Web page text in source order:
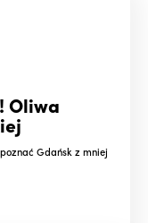
Oliwa
Gdańsk z mniej